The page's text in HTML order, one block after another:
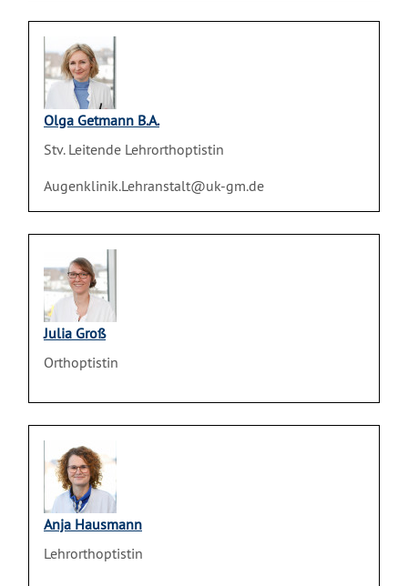
Olga Getmann B.A.
Stv. Leitende Lehrorthoptistin
Augenklinik.Lehranstalt@uk-gm.de
Julia Groß
Orthoptistin
Anja Hausmann
Lehrorthoptistin